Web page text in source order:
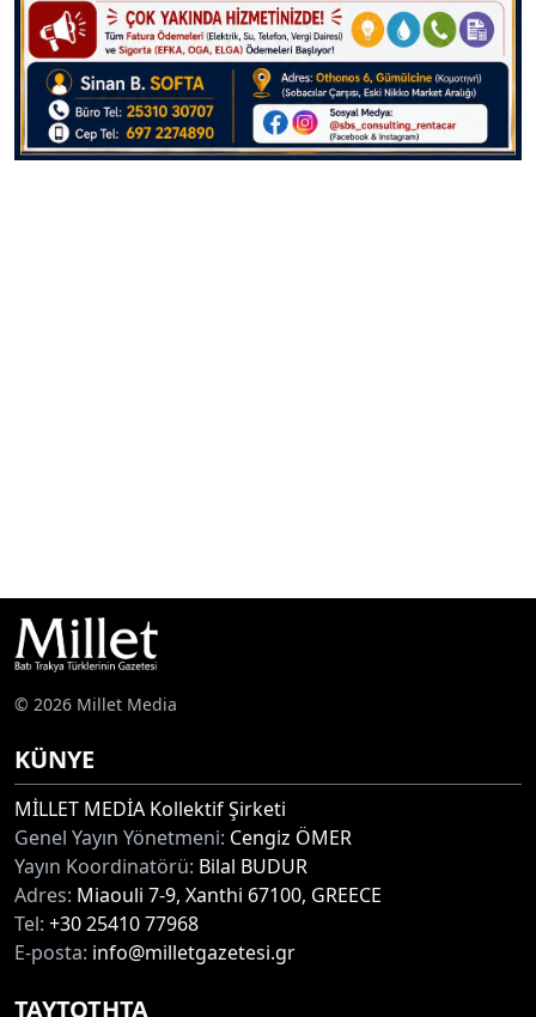
© 2026 Millet Media
KÜNYE
MİLLET MEDİA Kollektif Şirketi
Genel Yayın Yönetmeni: Cengiz ÖMER
Yayın Koordinatörü: Bilal BUDUR
Adres: Miaouli 7-9, Xanthi 67100, GREECE
Tel: +30 25410 77968
E-posta: info@milletgazetesi.gr
ΤΑΥΤΟΤΗΤΑ